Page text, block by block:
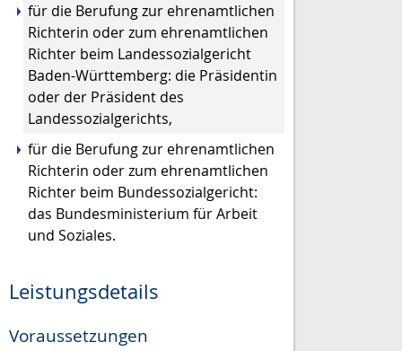
für die Berufung zur ehrenamtlichen
Richterin oder zum ehrenamtlichen
Richter beim Landessozialgericht
Baden-Württemberg: die Präsidentin
oder der Präsident des
Landessozialgerichts,
für die Berufung zur ehrenamtlichen
Richterin oder zum ehrenamtlichen
Richter beim Bundessozialgericht:
das Bundesministerium für Arbeit
und Soziales.
Leistungsdetails
Voraussetzungen